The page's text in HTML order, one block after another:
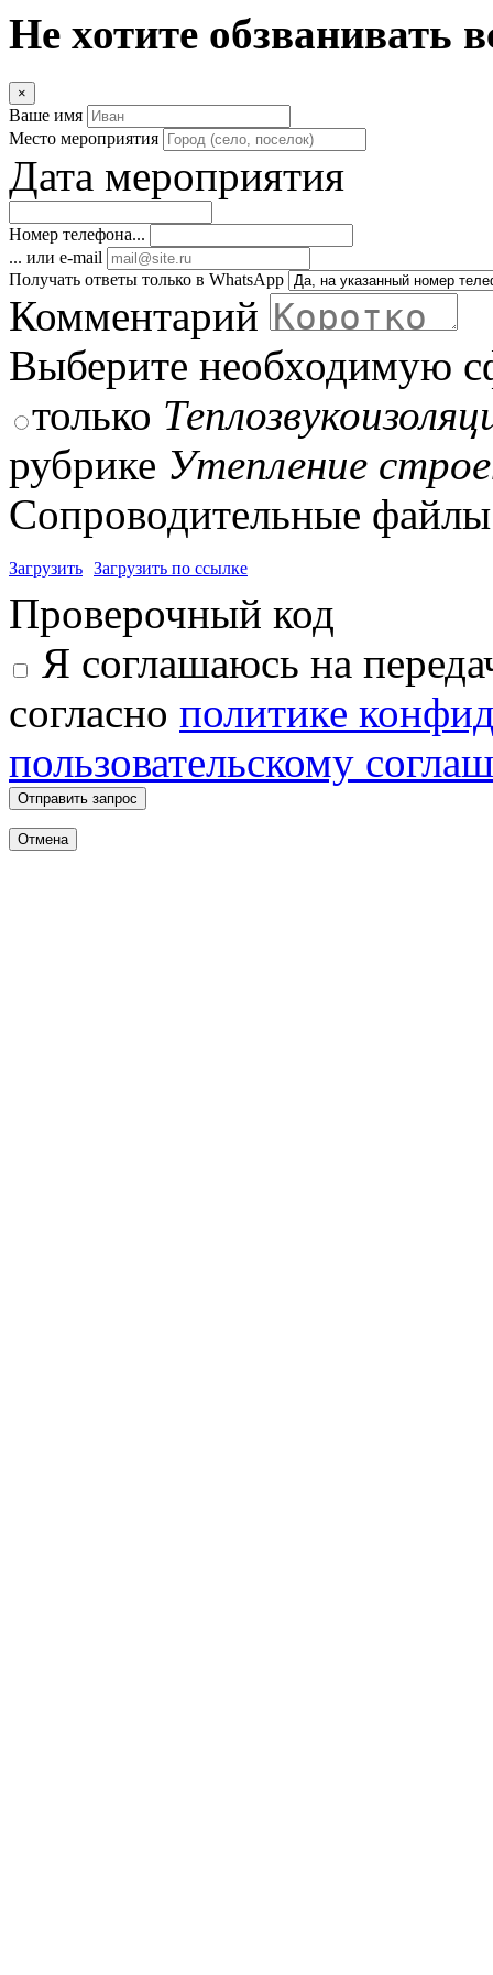
Не хотите обзванивать
×
Ваше имя
Место мероприятия
Дата мероприятия
Номер телефона...
... или e-mail
Получать ответы только в WhatsApp
Комментарий
Выберите необходимую
только
рубрике Утепление
Сопроводительные
Загрузить Загрузить по ссылке
Проверочный код
Я соглашаюсь на
согласно политике
пользовательскому
Отправить запрос
Отмена